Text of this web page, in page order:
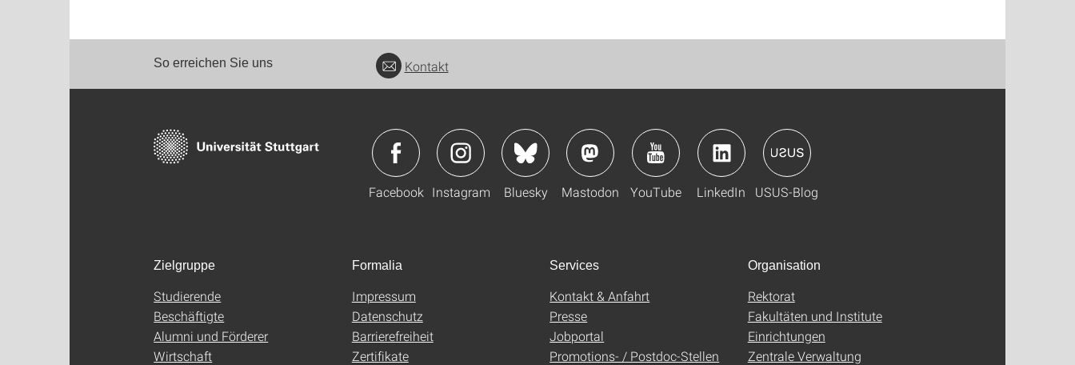
So erreichen Sie uns Kontakt
Facebook Instagram Bluesky Mastodon YouTube LinkedIn USUS-Blog
Zielgruppe
Studierende
Beschäftigte
Alumni und Förderer
Wirtschaft
Formalia
Impressum
Datenschutz
Barrierefreiheit
Zertifikate
Services
Kontakt & Anfahrt
Presse
Jobportal
Promotions- / Postdoc-Stellen
Organisation
Rektorat
Fakultäten und Institute
Einrichtungen
Zentrale Verwaltung